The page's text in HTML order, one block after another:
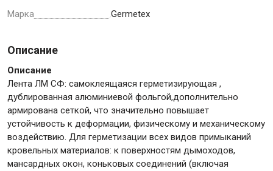
Марка Germetex
Описание
Описание
Лента ЛМ СФ: самоклеящаяся герметизирующая ,
дублированная алюминиевой фольгой,дополнительно
армирована сеткой, что значительно повышает
устойчивость к деформации, физическому и механическому
воздействию. Для герметизации всех видов примыканий
кровельных материалов: к поверхностям дымоходов,
мансардных окон, коньковых соединений (включая
Малярный инструмент
Специализированный инструмент
Пистолеты для ремонта
Инструмент для штукатурно-отделочных работ
Ещё 2